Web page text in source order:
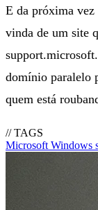
E da próxima
vinda de um site
domínio paralelo
quem está
// TAGS
Microsoft Windows